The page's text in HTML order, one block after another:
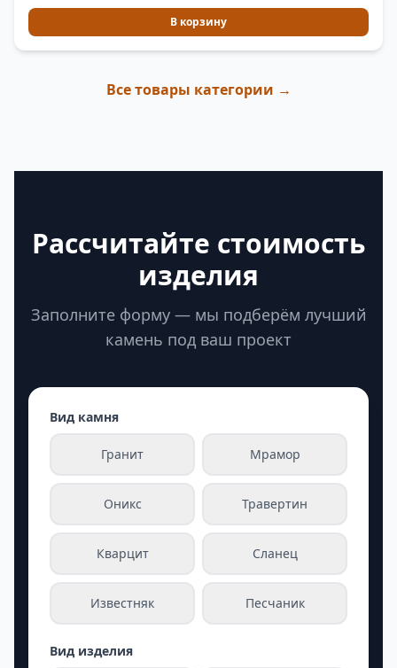
В корзину
Все товары категории →
Рассчитайте стоимость
изделия
Заполните форму — мы подберём лучший
камень под ваш проект
Вид камня
Гранит Мрамор
Оникс Травертин
Кварцит Сланец
Известняк Песчаник
Вид изделия